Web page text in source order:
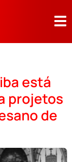
está
projetos
de